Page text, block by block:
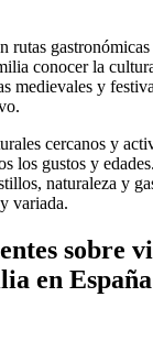
rutas
conocer la
medievales y
cercanos y
los gustos y
naturaleza y
variada.
sobre
en España